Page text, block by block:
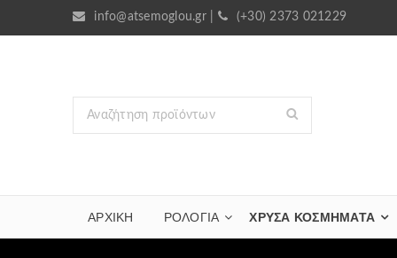
info@atsemoglou.gr| (+30) 2373 021229
ΑΡΧΙΚΗ ΡΟΛΟΓΙΑ ΧΡΥΣΆ ΚΟΣΜΉΜΑΤΑ